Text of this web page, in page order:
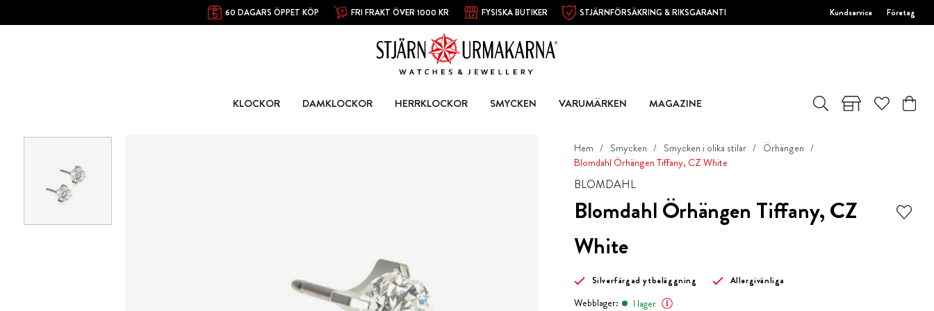
60 DAGARS ÖPPET KÖP FRI FRAKT ÖVER 1000 KR FYSISKA BUTIKER STJÄRNFÖRSÄKRING & RIKSGARANTI Kundservice Företag
KLOCKOR DAMKLOCKOR HERRKLOCKOR SMYCKEN VARUMÄRKEN MAGAZINE
Hem Smycken Smycken i olika stilar
Örhängen
Blomdahl Örhängen Tiffany, CZ White
BLOMDAHL
Blomdahl Örhängen Tiffany, CZ
White
Silverfärgad ytbeläggning Allergivänliga
Webblager:
I lager